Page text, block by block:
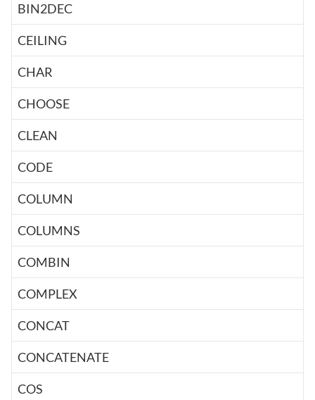
BIN2DEC
CEILING
CHAR
CHOOSE
CLEAN
CODE
COLUMN
COLUMNS
COMBIN
COMPLEX
CONCAT
CONCATENATE
COS